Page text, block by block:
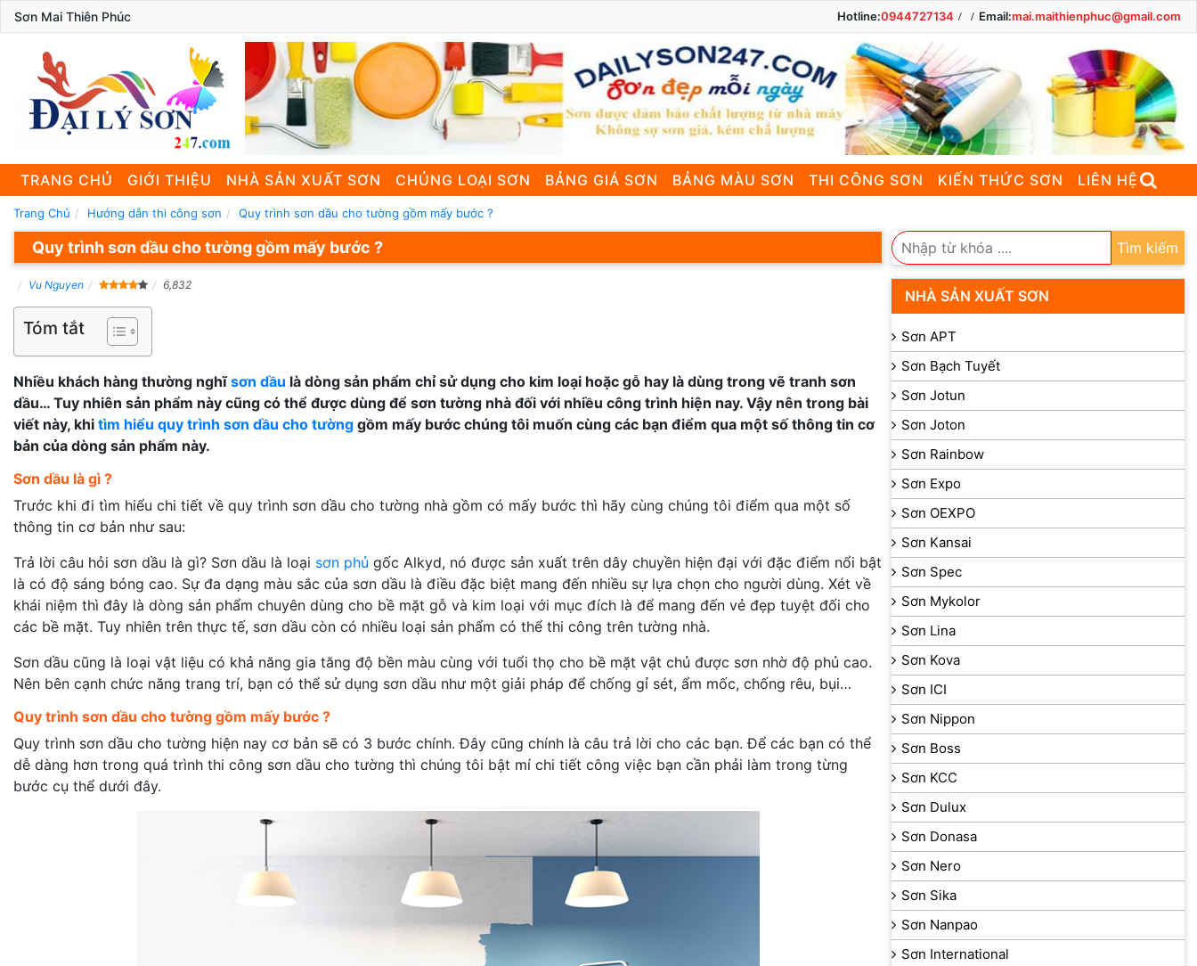
Sơn Mai Thiên Phúc Hotline:0944727134 Email:mai.maithienphuc@gmail.com
TRANG CHỦ GIỚI THIỆU NHÀ SẢN XUẤT SƠN CHỦNG LOẠI SƠN BẢNG GIÁ SƠN BẢNG MÀU SƠN THI CÔNG SƠN KIẾN THỨC SƠN LIÊN HỆ
Trang Chủ Hướng dẫn thi công sơn Quy trình sơn dầu cho tường gồm mấy bước ?
Quy trình sơn dầu cho tường gồm mấy bước ?
Vu Nguyen 6,832
Tóm tắt
Nhiều khách hàng thường nghĩsơn dầu là dòng sản phẩm chỉ sử dụng cho kim loại hoặc gỗ hay là dùng trong vẽ tranh sơn
dầu… Tuy nhiên sản phẩm này cũng có thể được dùng để sơn tường nhà đối với nhiều công trình hiện nay. Vậy nên trong bài
viết này, khi tìm hiểu quy trình sơn dầu cho tường gồm mấy bước chúng tôi muốn cùng các bạn điểm qua một số thông tin cơ
bản của dòng sản phẩm này.
Sơn dầu là gì ?
Trước khi đi tìm hiểu chi tiết về quy trình sơn dầu cho tường nhà gồm có mấy bước thì hãy cùng chúng tôi điểm qua một số
thông tin cơ bản như sau:
Trả lời câu hỏi sơn dầu là gì? Sơn dầu là loại sơn phủ gốc Alkyd, nó được sản xuất trên dây chuyền hiện đại với đặc điểm nổi bật
là có độ sáng bóng cao. Sự đa dạng màu sắc của sơn dầu là điều đặc biệt mang đến nhiều sự lựa chọn cho người dùng. Xét về
khái niệm thì đây là dòng sản phẩm chuyên dùng cho bề mặt gỗ và kim loại với mục đích là để mang đến vẻ đẹp tuyệt đối cho
các bề mặt. Tuy nhiên trên thực tế, sơn dầu còn có nhiều loại sản phẩm có thể thi công trên tường nhà.
Sơn dầu cũng là loại vật liệu có khả năng gia tăng độ bền màu cùng với tuổi thọ cho bề mặt vật chủ được sơn nhờ độ phủ cao.
Nên bên cạnh chức năng trang trí, bạn có thể sử dụng sơn dầu như một giải pháp để chống gỉ sét, ẩm mốc, chống rêu, bụi…
Quy trình sơn dầu cho tường gồm mấy bước ?
Quy trình sơn dầu cho tường hiện nay cơ bản sẽ có 3 bước chính. Đây cũng chính là câu trả lời cho các bạn. Để các bạn có thể
dễ dàng hơn trong quá trình thi công sơn dầu cho tường thì chúng tôi bật mí chi tiết công việc bạn cần phải làm trong từng
bước cụ thể dưới đây.
Tìm kiếm
NHÀ SẢN XUẤT SƠN
Sơn APT
Sơn Bạch Tuyết
Sơn Jotun
Sơn Joton
Sơn Rainbow
Sơn Expo
Sơn OEXPO
Sơn Kansai
Sơn Spec
Sơn Mykolor
Sơn Lina
Sơn Kova
Sơn ICI
Sơn Nippon
Sơn Boss
Sơn KCC
Sơn Dulux
Sơn Donasa
Sơn Nero
Sơn Sika
Sơn Nanpao
Sơn International